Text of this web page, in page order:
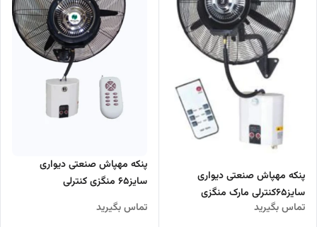
پنکه مهپاش صنعتی دیواری
سایز۶۵کنترلی مارک منگزی
تماس بگیرید
پنکه مهپاش صنعتی دیواری
سایز۶۵ منگزی کنترلی
تماس بگیرید